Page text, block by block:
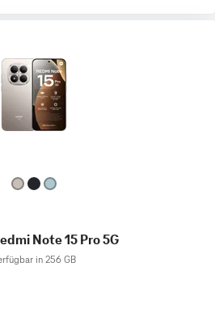
Note 15 Pro 5G
in 256 GB